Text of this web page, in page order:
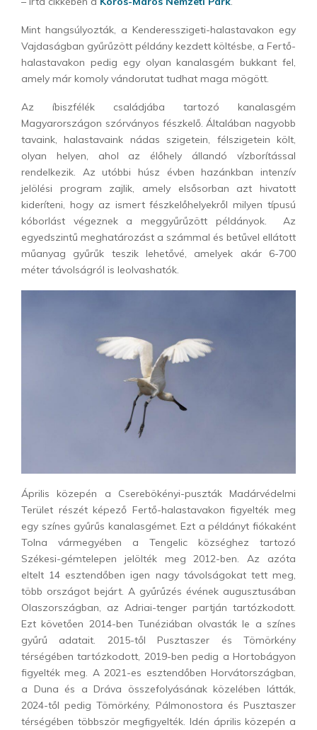
Mint hangsúlyozták, a Kenderesszigeti-halastavakon egy
Vajdaságban gyűrűzött példány kezdett költésbe, a Fertő-
halastavakon pedig egy olyan kanalasgém bukkant fel,
amely már komoly vándorutat tudhat maga mögött.
Az íbiszfélék családjába tartozó kanalasgém
Magyarországon szórványos fészkelő. Általában nagyobb
tavaink, halastavaink nádas szigetein, félszigetein költ,
olyan helyen, ahol az élőhely állandó vízborítással
rendelkezik. Az utóbbi húsz évben hazánkban intenzív
jelölési program zajlik, amely elsősorban azt hivatott
kideríteni, hogy az ismert fészkelőhelyekről milyen típusú
kóborlást végeznek a meggyűrűzött példányok. Az
egyedszintű meghatározást a számmal és betűvel ellátott
műanyag gyűrűk teszik lehetővé, amelyek akár 6-700
méter távolságról is leolvashatók.
Április közepén a Cserebökényi-puszták Madárvédelmi
Terület részét képező Fertő-halastavakon figyelték meg
egy színes gyűrűs kanalasgémet. Ezt a példányt fiókaként
Tolna vármegyében a Tengelic községhez tartozó
Székesi-gémtelepen jelölték meg 2012-ben. Az azóta
eltelt 14 esztendőben igen nagy távolságokat tett meg,
több országot bejárt. A gyűrűzés évének augusztusában
Olaszországban, az Adriai-tenger partján tartózkodott.
Ezt követően 2014-ben Tunéziában olvasták le a színes
gyűrű adatait. 2015-től Pusztaszer és Tömörkény
térségében tartózkodott, 2019-ben pedig a Hortobágyon
figyelték meg. A 2021-es esztendőben Horvátországban,
a Duna és a Dráva összefolyásának közelében látták,
2024-től pedig Tömörkény, Pálmonostora és Pusztaszer
térségében többször megfigyelték. Idén április közepén a